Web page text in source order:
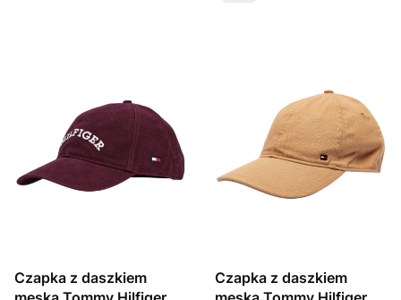
Czapka z daszkiem
Czapka z daszkiem